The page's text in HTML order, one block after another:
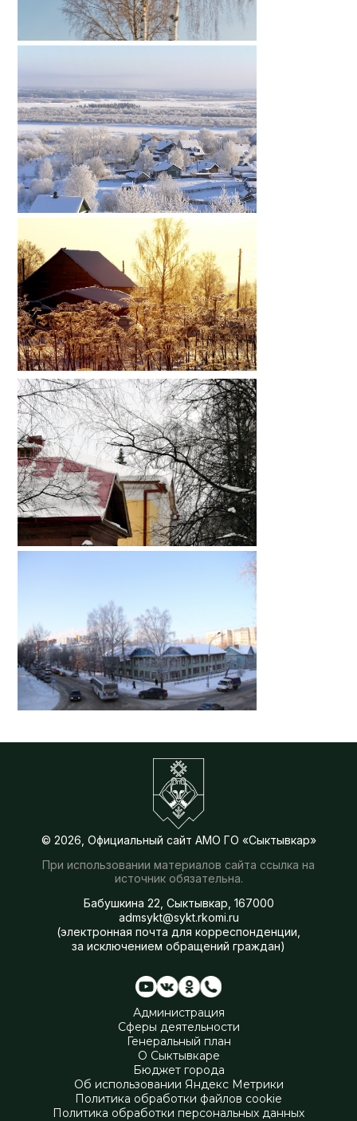
© 2026, Официальный сайт АМО ГО «Сыктывкар»
При использовании материалов сайта ссылка на
источник обязательна.
Бабушкина 22, Сыктывкар, 167000
admsykt@sykt.rkomi.ru
(электронная почта для корреспонденции,
за исключением обращений граждан)
Администрация
Сферы деятельности
Генеральный план
О Сыктывкаре
Бюджет города
Об использовании Яндекс Метрики
Политика обработки файлов cookie
Политика обработки персональных данных